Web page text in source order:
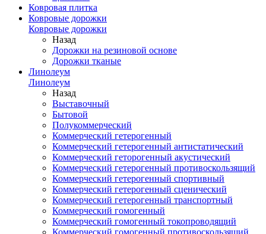
Ковровая плитка
Ковровые дорожки
Ковровые дорожки
Назад
Дорожки на резиновой основе
Дорожки тканые
Линолеум
Линолеум
Назад
Выставочный
Бытовой
Полукоммерческий
Коммерческий гетерогенный
Коммерческий гетерогенный антистатический
Коммерческий геторогенный акустический
Коммерческий гетерогенный противоскользящий
Коммерческий гетерогенный спортивный
Коммерческий гетерогенный сценический
Коммерческий гетерогенный транспортный
Коммерческий гомогенный
Коммерческий гомогенный токопроводящий
Коммерческий гомогенный противоскользящий